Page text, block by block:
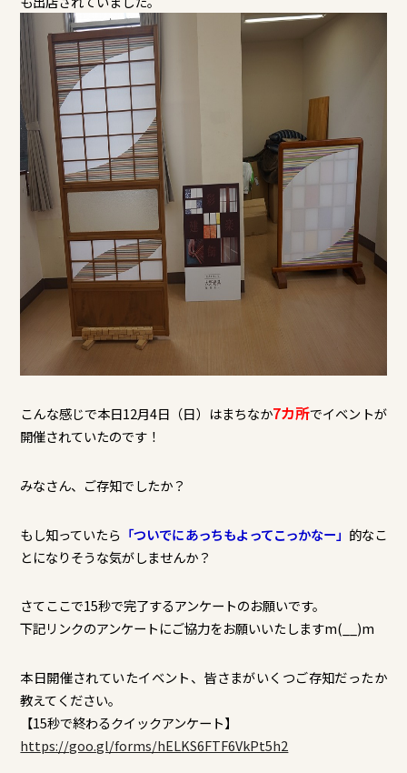
こんな感じで本日12月4日（日）はまちなか7カ所でイベントが
開催されていたのです！
みなさん、ご存知でしたか？
もし知っていたら 「ついでにあっちもよってこっかなー」 的なこ
とになりそうな気がしませんか？
さてここで15秒で完了するアンケートのお願いです。
下記リンクのアンケートにご協力をお願いいたしますm(__)m
本日開催されていたイベント、皆さまがいくつご存知だったか
教えてください。
【15秒で終わるクイックアンケート】
https://goo.gl/forms/hELKS6FTF6VkPt5h2